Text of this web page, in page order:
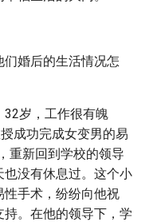
婚后的生活情况怎
32岁，工作很有魄
成功完成女变男的易
重新回到学校的领导
没有休息过。这个小
手术，纷纷向他祝
。在他的领导下，学